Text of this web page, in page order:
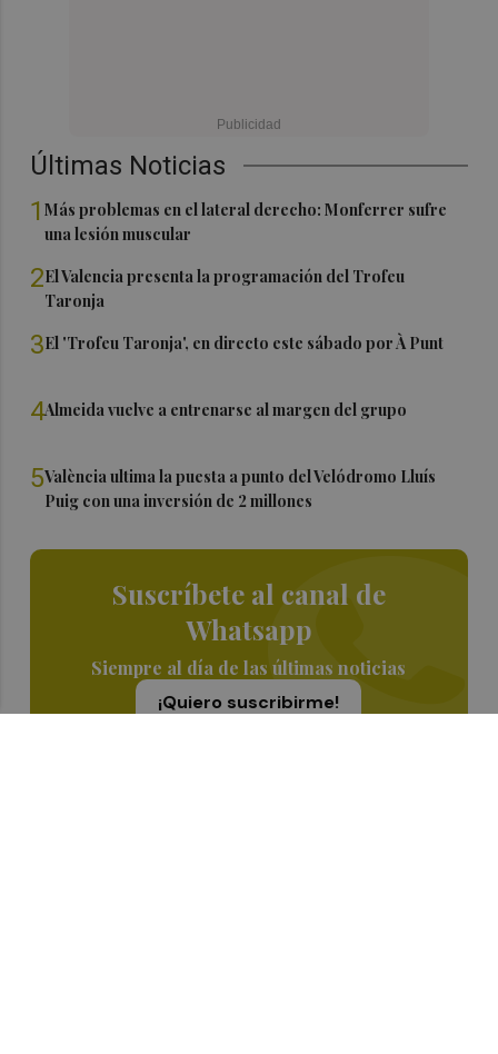
Últimas Noticias
1Más problemas en el lateral derecho: Monferrer sufre
una lesión muscular
2El Valencia presenta la programación del Trofeu
Taronja
3El 'Trofeu Taronja', en directo este sábado por À Punt
4Almeida vuelve a entrenarse al margen del grupo
5València ultima la puesta a punto del Velódromo Lluís
Puig con una inversión de 2 millones
Suscríbete al canal de
Whatsapp
Siempre al día de las últimas noticias
¡Quiero suscribirme!